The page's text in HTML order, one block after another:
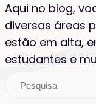
Aqui no blog,
diversas áreas
estão em alta,
estudantes e